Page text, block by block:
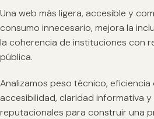
Una web más ligera, accesible y
consumo innecesario, mejora la
la coherencia de instituciones con
pública.
Analizamos peso técnico, eficiencia
accesibilidad, claridad informativa y
reputacionales para construir una